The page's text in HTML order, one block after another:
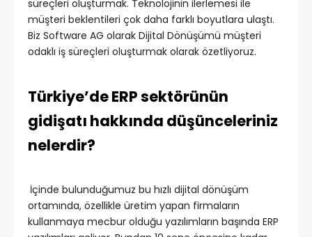
süreçleri oluşturmak. Teknolojinin ilerlemesi ile
müşteri beklentileri çok daha farklı boyutlara ulaştı.
Biz Software AG olarak Dijital Dönüşümü müşteri
odaklı iş süreçleri oluşturmak olarak özetliyoruz.
Türkiye’de ERP sektörünün
gidişatı hakkında düşünceleriniz
nelerdir?
İçinde bulunduğumuz bu hızlı dijital dönüşüm
ortamında, özellikle üretim yapan firmaların
kullanmaya mecbur olduğu yazılımların başında ERP